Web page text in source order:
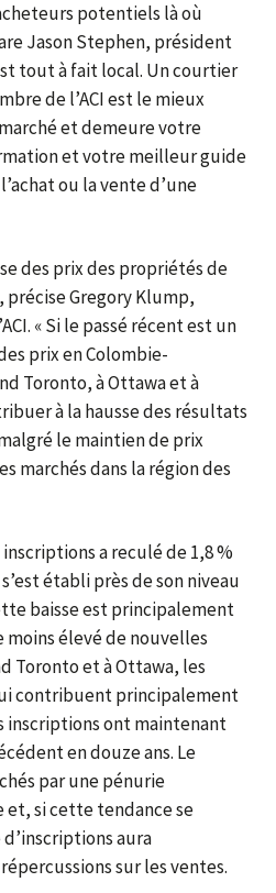
potentiels là où
Jason Stephen, président
tout à fait local. Un courtier
de l’ACI est le mieux
et demeure votre
et votre meilleur guide
ou la vente d’une
des prix des propriétés de
précise Gregory Klump,
« Si le passé récent est un
prix en Colombie-
Toronto, à Ottawa et à
à la hausse des résultats
le maintien de prix
marchés dans la région des
a reculé de 1,8 %
établi près de son niveau
baisse est principalement
élevé de nouvelles
Toronto et à Ottawa, les
contribuent principalement
inscriptions ont maintenant
en douze ans. Le
par une pénurie
et, si cette tendance se
aura
sur les ventes.